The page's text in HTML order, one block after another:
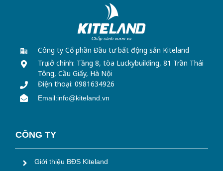
Công ty Cổ phần Đầu tư bất động sản Kiteland
Trụ sở chính: Tầng 8, tòa Luckybuilding, 81 Trần Thái
Tông, Cầu Giấy, Hà Nội
Điện thoại: 0981634926
Email:info@kiteland.vn
CÔNG TY
Giới thiệu BĐS Kiteland